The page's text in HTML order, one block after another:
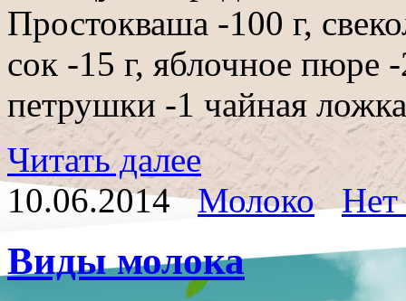
Простокваша -100 г,
сок -15 г, яблочное пюре
петрушки -1 чайная
Читать далее
10.06.2014
Молоко Нет
Виды молока